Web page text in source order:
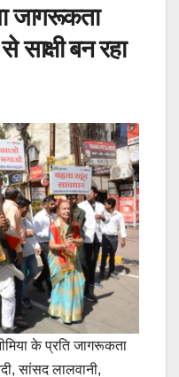
जागरूकता
साक्षी बन रहा
के प्रति जागरूकता
सांसद लालवानी,